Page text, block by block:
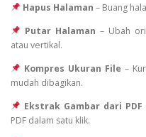
Hapus Halaman – Buang
Putar Halaman – Ubah
atau vertikal.
Kompres Ukuran File –
mudah dibagikan.
Ekstrak Gambar dari PDF
PDF dalam satu klik.